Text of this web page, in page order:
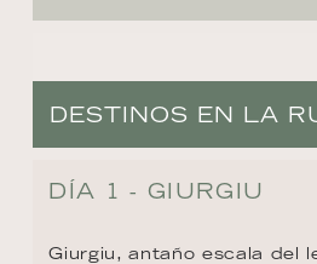
DESTINOS EN LA
DÍA 1 - GIURGIU
Giurgiu, antaño escala del